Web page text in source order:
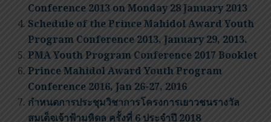
Conference 2013 on Monday 28 January 2013
Schedule of the Prince Mahidol Award Youth
Program Conference 2013, January 29, 2013.
PMA Youth Program Conference 2017 Booklet
Prince Mahidol Award Youth Program
Conference 2016, Jan 26-27, 2016
กำหนดการประชุมวิชาการโครงการเยาวชนรางวัล
สมเด็จเจ้าฟ้ามหิดล ครั้งที่ 6 ประจำปี 2018